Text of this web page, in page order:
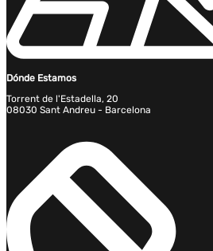
Dónde Estamos
Torrent de l'Estadella, 20
08030 Sant Andreu - Barcelona